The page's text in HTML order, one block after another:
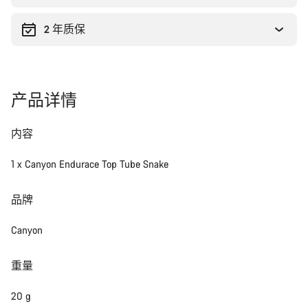
2 年质保
产品详情
内容
1 x Canyon Endurace Top Tube Snake
品牌
Canyon
重量
20 g